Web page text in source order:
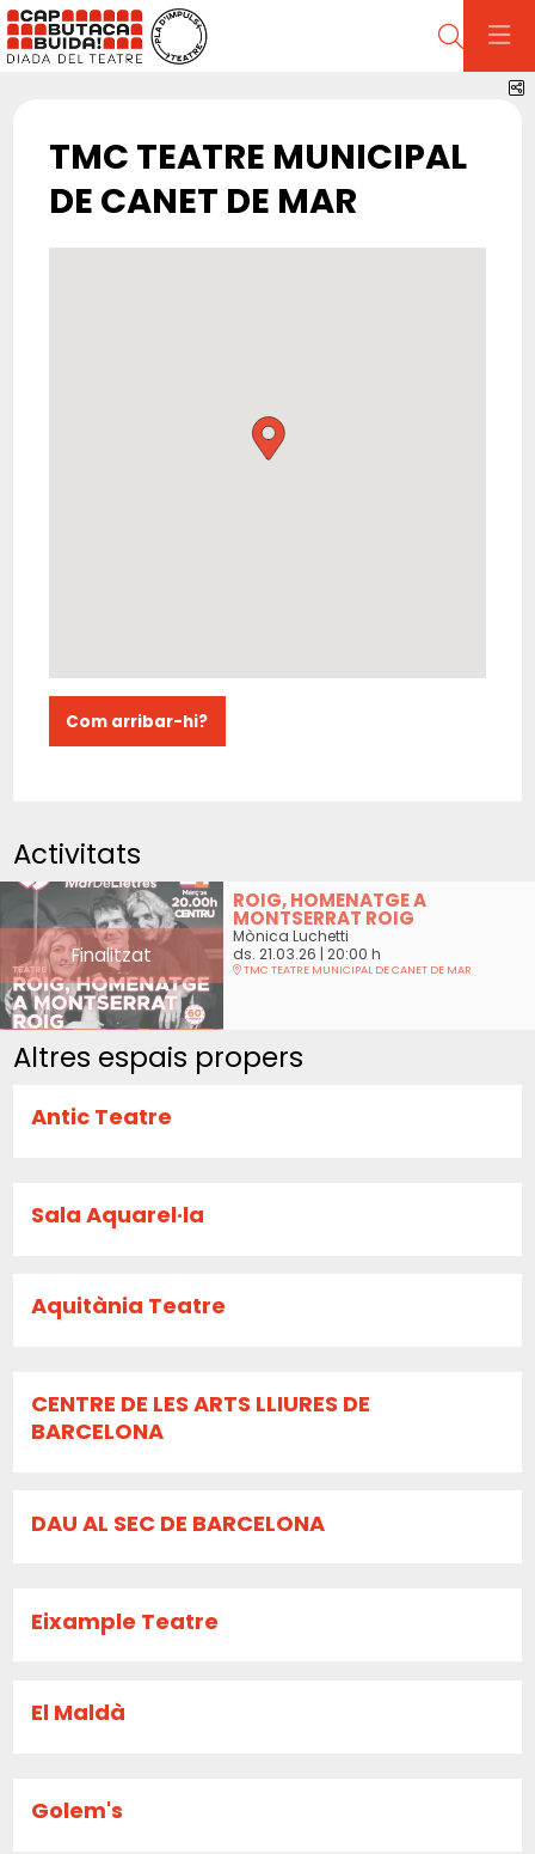
Cerca
TMC TEATRE MUNICIPAL
DE CANET DE MAR
Com arribar-hi?
Activitats
Finalitzat
ROIG, HOMENATGE A
MONTSERRAT ROIG
Mònica Luchetti
ds. 21.03.26 | 20:00 h
TMC TEATRE MUNICIPAL DE CANET DE MAR
Altres espais propers
Antic Teatre
Sala Aquarel·la
Aquitània Teatre
CENTRE DE LES ARTS LLIURES DE
BARCELONA
DAU AL SEC DE BARCELONA
Eixample Teatre
El Maldà
Golem's